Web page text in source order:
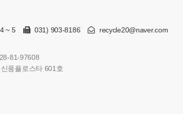
~ 5 031) 903-8186 recycle20@naver.com
81-97608
풍플로스타 601호